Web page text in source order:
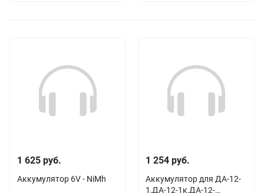
1 625 руб.
Аккумулятор 6V - NiMh
1 254 руб.
Аккумулятор для ДА-12-
1,ДА-12-1к,ДА-12-